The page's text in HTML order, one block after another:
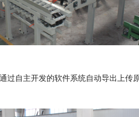
过自主开发的软件系统自动导出上传